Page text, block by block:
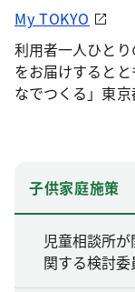
My TOKYO
利用者一人ひと
をお届けすると
なでつくる」東京
子供家庭施策
児童相談所
関する検討委